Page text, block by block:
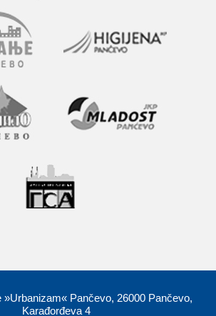
Pančevo, 26000 Pančevo,
Karađorđeva 4